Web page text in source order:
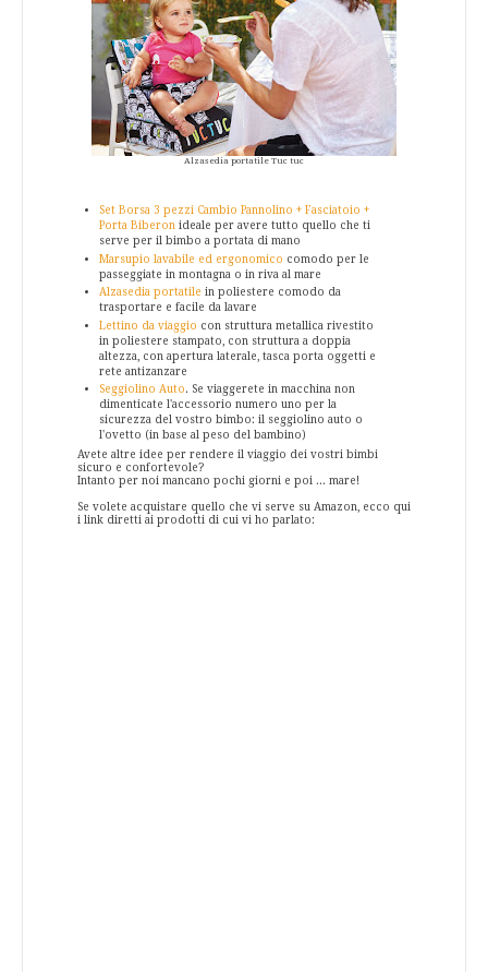
Alzasedia portatile Tuc tuc
Set Borsa 3 pezzi Cambio Pannolino + Fasciatoio +
Porta Biberon ideale per avere tutto quello che ti
serve per il bimbo a portata di mano
Marsupio lavabile ed ergonomico comodo per le
passeggiate in montagna o in riva al mare
Alzasedia portatile in poliestere comodo da
trasportare e facile da lavare
Lettino da viaggio con struttura metallica rivestito
in poliestere stampato, con struttura a doppia
altezza, con apertura laterale, tasca porta oggetti e
rete antizanzare
Seggiolino Auto. Se viaggerete in macchina non
dimenticate l'accessorio numero uno per la
sicurezza del vostro bimbo: il seggiolino auto o
l'ovetto (in base al peso del bambino)
Avete altre idee per rendere il viaggio dei vostri bimbi
sicuro e confortevole?
Intanto per noi mancano pochi giorni e poi ... mare!
Se volete acquistare quello che vi serve su Amazon, ecco qui
i link diretti ai prodotti di cui vi ho parlato: